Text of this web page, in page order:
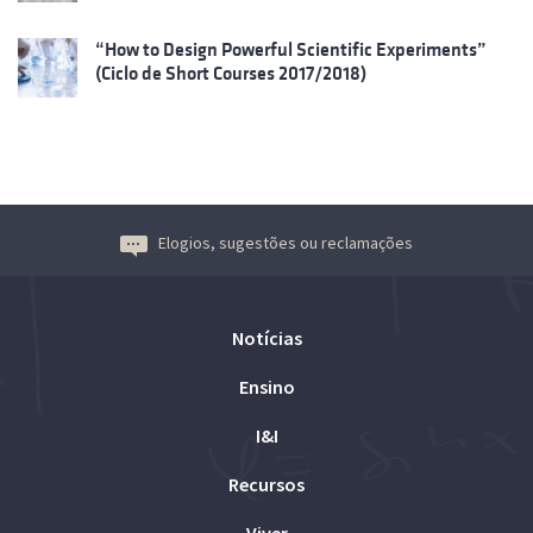
“How to Design Powerful Scientific Experiments”
(Ciclo de Short Courses 2017/2018)
Elogios, sugestões ou reclamações
Notícias
Ensino
I&I
Recursos